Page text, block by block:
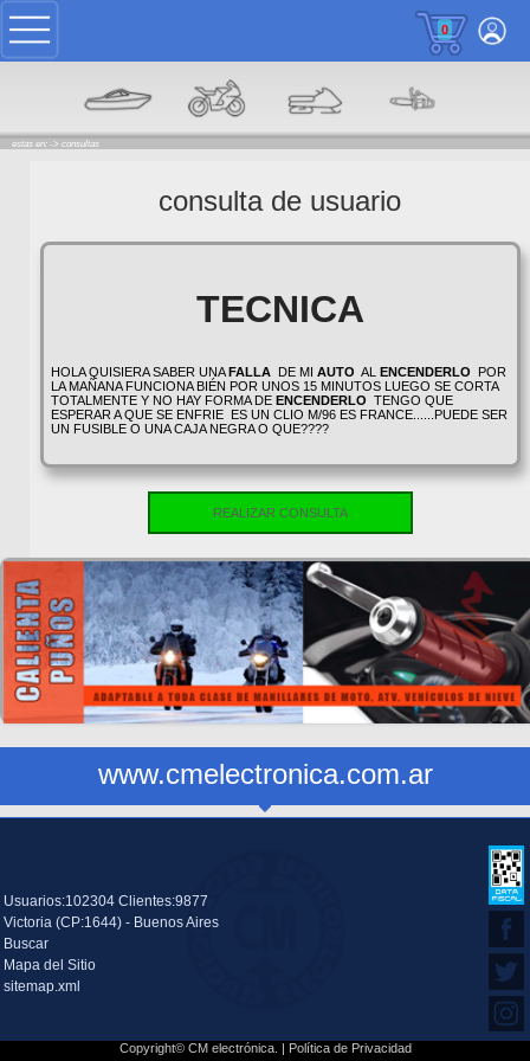
0
estas en: -> consultas
consulta de usuario
TECNICA
HOLA QUISIERA SABER UNAFALLADE MI AUTO AL ENCENDERLO POR
LA MAÑANA FUNCIONA BIÉN POR UNOS 15 MINUTOS LUEGO SE CORTA
TOTALMENTE Y NO HAY FORMA DE ENCENDERLO TENGO QUE
ESPERAR A QUE SE ENFRIE ES UN CLIO M/96 ES FRANCE......PUEDE SER
UN FUSIBLE O UNA CAJA NEGRA O QUE????
REALIZAR CONSULTA
www.cmelectronica.com.ar
Usuarios:102304 Clientes:9877
Victoria (CP:1644) - Buenos Aires
Buscar
Mapa del Sitio
sitemap.xml
Copyright© CM electrónica. | Política de Privacidad